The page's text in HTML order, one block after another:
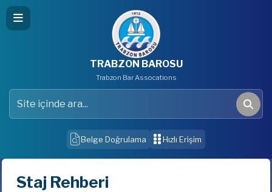
TRABZON BAROSU
Trabzon Bar Assocations
Site içinde ara
Ara
Belge Doğrulama Hızlı Erişim
Staj Rehberi